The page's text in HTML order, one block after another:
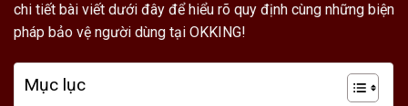
chi tiết bài viết dưới đây để hiểu rõ quy định cùng những biện
pháp bảo vệ người dùng tại OKKING!
Mục lục